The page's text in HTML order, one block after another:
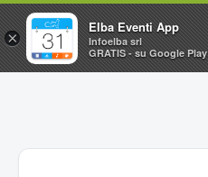
Home
×
Elba Eventi App
Infoelba srl
GRATIS - su Google Play